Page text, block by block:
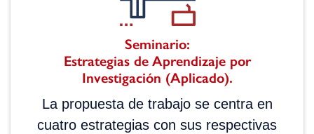
Seminario:
Estrategias de Aprendizaje por
Investigación (Aplicado).
La propuesta de trabajo se centra en
cuatro estrategias con sus respectivas